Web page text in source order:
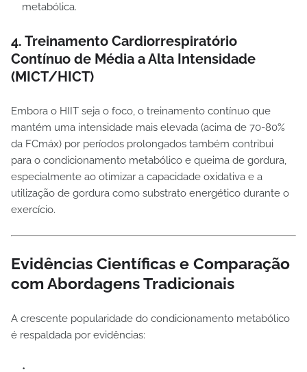
metabólica.
4. Treinamento Cardiorrespiratório
Contínuo de Média a Alta Intensidade
(MICT/HICT)
Embora o HIIT seja o foco, o treinamento contínuo que
mantém uma intensidade mais elevada (acima de 70-80%
da FCmáx) por períodos prolongados também contribui
para o condicionamento metabólico e queima de gordura,
especialmente ao otimizar a capacidade oxidativa e a
utilização de gordura como substrato energético durante o
exercício.
Evidências Científicas e Comparação
com Abordagens Tradicionais
A crescente popularidade do condicionamento metabólico
é respaldada por evidências: